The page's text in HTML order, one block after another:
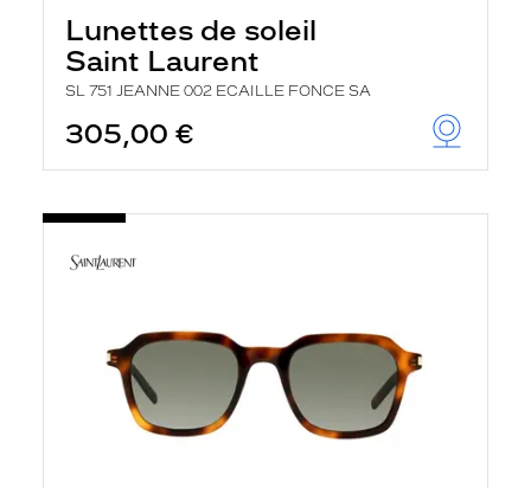
Lunettes de soleil
Saint Laurent
SL 751 JEANNE 002 ECAILLE FONCE SA
305,00 €